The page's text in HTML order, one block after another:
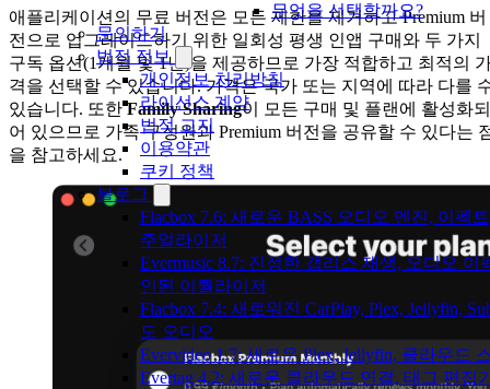
무엇을 선택할까요?
문의하기
법적 정보
개인정보 처리방침
라이선스 계약
법적 고지
이용약관
쿠키 정책
블로그
Flacbox 7.6: 새로운 BASS 오디오 엔진, 이펙
주얼라이저
Evermusic 8.7: 진정한 갭리스 재생, 오디오
인된 이퀄라이저
Flacbox 7.4: 새로워진 CarPlay, Plex, Jellyfin,
도 오디오
Evervideo 1.7: 새로운 Plex, Jellyfin, 클라우드
Evertag 4.2: 새로운 클라우드 연결, 태그 편집
애플리케이션의 무료 버전은 모든 제한을 제거하고 Premium 버
전으로 업그레이드하기 위한 일회성 평생 인앱 구매와 두 가지
구독 옵션(1개월 및 1년)을 제공하므로 가장 적합하고 최적의
격을 선택할 수 있습니다. 가격은 국가 또는 지역에 따라 다를
있습니다. 또한Family Sharing이 모든 구매 및 플랜에 활성화되
어 있으므로 가족 구성원과 Premium 버전을 공유할 수 있다는
을 참고하세요.